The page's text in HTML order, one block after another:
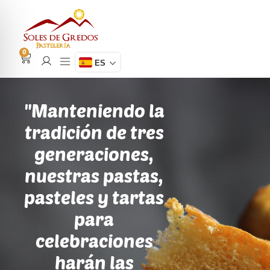
0
ES
"Manteniendo la
tradición de tres
generaciones,
nuestras pastas,
pasteles y tartas
para
celebraciones
harán las